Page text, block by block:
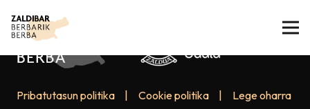
Pribatutasun politika Cookie politika Lege oharra